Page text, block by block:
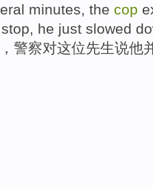
minutes , the cop
stop he just slowed
， 警察对这位先生说他